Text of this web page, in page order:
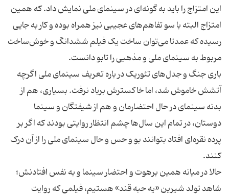
این امتزاج را باید به گونه‌ای در سینمای ملی نمایش داد. که همین
امتزاج البته با سو تفاهم‌های عجیبی نیز همراه بوده و کار به جایی
رسیده که عمدتا می‌توان ساخت یک فیلم ششدانگ و خوش‌ساخت
باری جنگ و جدل‌های تئوریک در باره تعریف سینمای ملی اگرچه
آتشش خاموش شد، اما خاکسترش برباد نرفت. بسیاری، هم از
بدنه سینمای در حال احتضارمان و هم از شیفتگان و سینما
دوستان، در تمام این سال‌ها چشم انتظار روایتی بودند که اگر بر
پرده نقره‌ای افتاد بتوانند بو و حس و حال سینمای ملی را از آن درک
حالا در میانه همین برهوت و احتضار سینما و به نفس افتادنش؛
شاهد تولد شیرین «یه حبه قند» هستیم، فیلمی که روایت